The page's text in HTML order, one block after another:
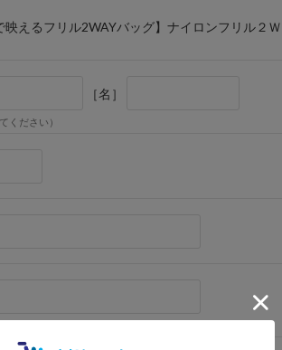
映えるフリル2WAYバッグ】ナイロンフリル２
［名］
ください）